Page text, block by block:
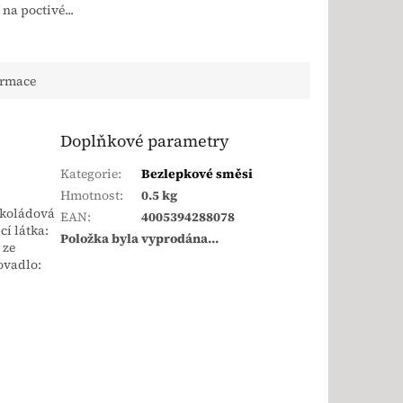
poctivé...
látka:
Doplňkové parametry
Kategorie:
Bezlepkové směsi
Hmotnost:
0.5 kg
EAN:
4005394288078
Položka byla vyprodána…